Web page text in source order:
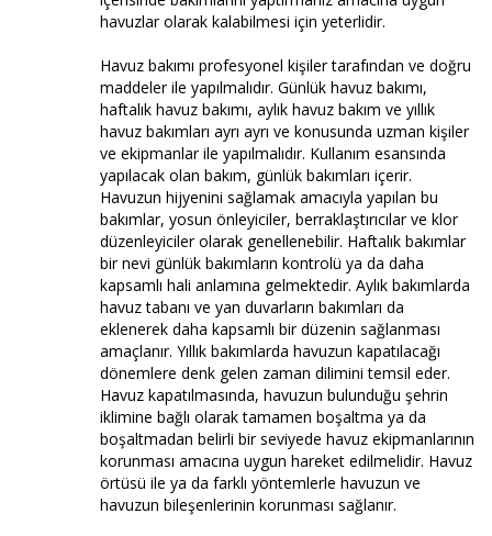
havuzlar olarak kalabilmesi için yeterlidir.
Havuz bakımı profesyonel kişiler tarafından ve doğru
maddeler ile yapılmalıdır. Günlük havuz bakımı,
haftalık havuz bakımı, aylık havuz bakım ve yıllık
havuz bakımları ayrı ayrı ve konusunda uzman kişiler
ve ekipmanlar ile yapılmalıdır. Kullanım esansında
yapılacak olan bakım, günlük bakımları içerir.
Havuzun hijyenini sağlamak amacıyla yapılan bu
bakımlar, yosun önleyiciler, berraklaştırıcılar ve klor
düzenleyiciler olarak genellenebilir. Haftalık bakımlar
bir nevi günlük bakımların kontrolü ya da daha
kapsamlı hali anlamına gelmektedir. Aylık bakımlarda
havuz tabanı ve yan duvarların bakımları da
eklenerek daha kapsamlı bir düzenin sağlanması
amaçlanır. Yıllık bakımlarda havuzun kapatılacağı
dönemlere denk gelen zaman dilimini temsil eder.
Havuz kapatılmasında, havuzun bulunduğu şehrin
iklimine bağlı olarak tamamen boşaltma ya da
boşaltmadan belirli bir seviyede havuz ekipmanlarının
korunması amacına uygun hareket edilmelidir. Havuz
örtüsü ile ya da farklı yöntemlerle havuzun ve
havuzun bileşenlerinin korunması sağlanır.